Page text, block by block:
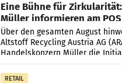
Eine Bühne für Zirkularität:
Müller informieren am
Kreislauffähigkeit
Über den gesamten August
Altstoff Recycling Austria AG
Handelskonzern Müller die
„Kreislauf-Helden“ in allen
Müller-Filialen
RETAIL